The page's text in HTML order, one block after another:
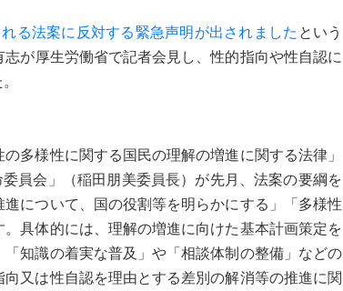
る法案に反対する緊急声明が出されました という
が厚生労働省で記者会見し、性的指向や性自認に
。
多様性に関する国民の理解の増進に関する法律」
員会」（稲田朋美委員長）が先月、法案の要綱を
について、国の役割等を明らかにする」「多様性
具体的には、理解の増進に向けた基本計画策定を
知識の着実な普及」や「相談体制の整備」などの
又は性自認を理由とする差別の解消等の推進に関